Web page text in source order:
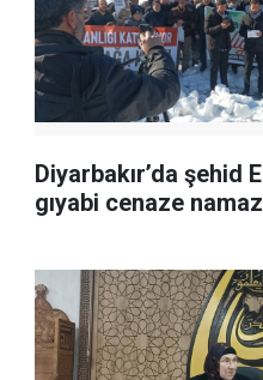
Diyarbakır’da şehid
gıyabi cenaze